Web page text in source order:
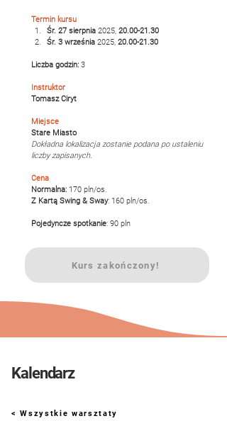
Termin kursu
Śr. 27 sierpnia 2025, 20.00-21.30
Śr. 3 września 2025, 20.00-21.30
Liczba godzin: 3
Instruktor
Tomasz Ciryt
Miejsce
Stare Miasto
Dokładna lokalizacja zostanie podana po ustaleniu
liczby zapisanych.
Cena
Normalna: 170 pln/os.
Z Kartą Swing & Sway: 160 pln/os.
Pojedyncze spotkanie: 90 pln
Kurs zakończony!
Kalendarz
< Wszystkie warsztaty